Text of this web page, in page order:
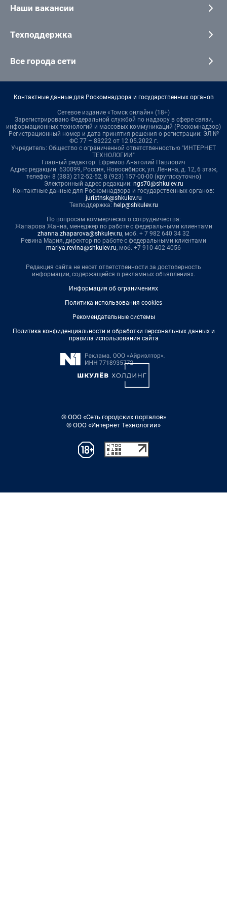
Наши вакансии
Техподдержка
Все города сети
Контактные данные для Роскомнадзора и государственных органов
Сетевое издание «Томск онлайн» (18+)
Зарегистрировано Федеральной службой по надзору в сфере связи,
информационных технологий и массовых коммуникаций (Роскомнадзор)
Регистрационный номер и дата принятия решения о регистрации: ЭЛ №
ФС 77 – 83222 от 12.05.2022 г.
Учредитель: Общество с ограниченной ответственностью "ИНТЕРНЕТ
ТЕХНОЛОГИИ"
Главный редактор: Ефремов Анатолий Павлович
Адрес редакции: 630099, Россия, Новосибирск, ул. Ленина, д. 12, 6 этаж,
телефон 8 (383) 212-52-52, 8 (923) 157-00-00 (круглосуточно)
Электронный адрес редакции: ngs70@shkulev.ru
Контактные данные для Роскомнадзора и государственных органов:
juristnsk@shkulev.ru
Техподдержка: help@shkulev.ru
По вопросам коммерческого сотрудничества:
Жапарова Жанна, менеджер по работе с федеральными клиентами
zhanna.zhaparova@shkulev.ru, моб. + 7 982 640 34 32
Ревина Мария, директор по работе с федеральными клиентами
mariya.revina@shkulev.ru, моб. +7 910 402 4056
Редакция сайта не несет ответственности за достоверность
информации, содержащейся в рекламных объявлениях.
Информация об ограничениях
Политика использования cookies
Рекомендательные системы
Политика конфиденциальности и обработки персональных данных и
правила использования сайта
© ООО «Сеть городских порталов»
© ООО «Интернет Технологии»